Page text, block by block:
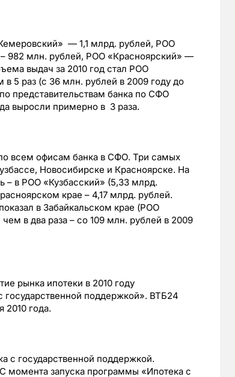
— 1,1 млрд. рублей, РОО
982 млн. рублей, РОО «Красноярский» —
выдач за 2010 год стал РОО
5 раз (с 36 млн. рублей в 2009 году до
представительствам банка по СФО
выросли примерно в 3 раза.
всем офисам банка в СФО. Три самых
Новосибирске и Красноярске. На
– в РОО «Кузбасский» (5,33 млрд.
крае – 4,17 млрд. рублей.
в Забайкальском крае (РОО
в два раза – со 109 млн. рублей в 2009
рынка ипотеки в 2010 году
государственной поддержкой». ВТБ24
2010 года.
с государственной поддержкой.
момента запуска программы «Ипотека с